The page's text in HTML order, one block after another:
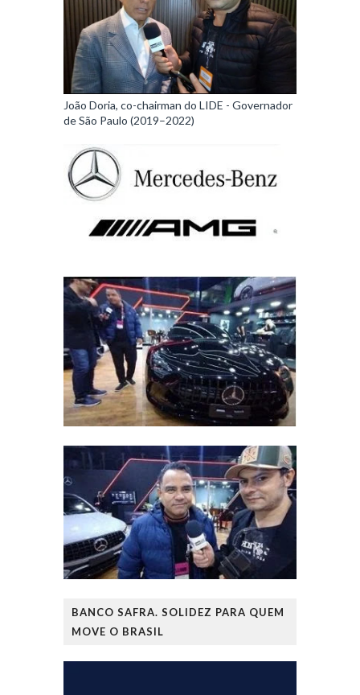
João Doria, co-chairman do LIDE - Governador
de São Paulo (2019–2022)
BANCO SAFRA. SOLIDEZ PARA QUEM
MOVE O BRASIL